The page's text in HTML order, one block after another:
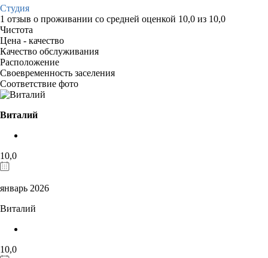
Студия
1 отзыв о проживании со средней оценкой 10,0 из 10,0
Чистота
Цена - качество
Качество обслуживания
Расположение
Своевременность заселения
Соответствие фото
Виталий
10,0
январь 2026
Виталий
10,0